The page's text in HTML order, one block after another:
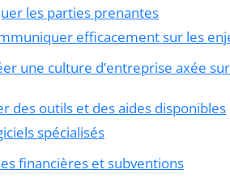
les parties prenantes
efficacement sur les
une culture d’entreprise axée
des outils et des aides disponibles
spécialisés
financières et subventions